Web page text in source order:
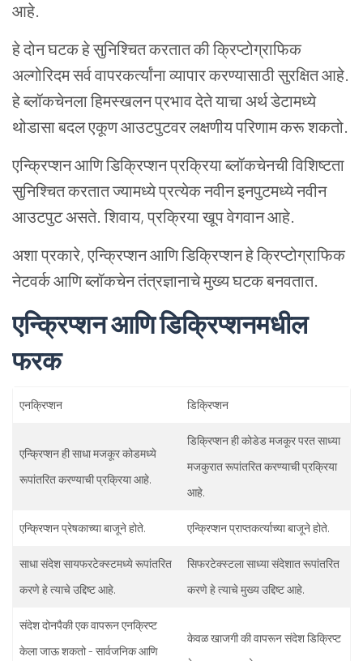
आहे.
हे दोन घटक हे सुनिश्चित करतात की क्रिप्टोग्राफिक
अल्गोरिदम सर्व वापरकर्त्यांना व्यापार करण्यासाठी सुरक्षित आहे.
हे ब्लॉकचेनला हिमस्खलन प्रभाव देते याचा अर्थ डेटामध्ये
थोडासा बदल एकूण आउटपुटवर लक्षणीय परिणाम करू शकतो.
एन्क्रिप्शन आणि डिक्रिप्शन प्रक्रिया ब्लॉकचेनची विशिष्टता
सुनिश्चित करतात ज्यामध्ये प्रत्येक नवीन इनपुटमध्ये नवीन
आउटपुट असते. शिवाय, प्रक्रिया खूप वेगवान आहे.
अशा प्रकारे, एन्क्रिप्शन आणि डिक्रिप्शन हे क्रिप्टोग्राफिक
नेटवर्क आणि ब्लॉकचेन तंत्रज्ञानाचे मुख्य घटक बनवतात.
एन्क्रिप्शनआणिडिक्रिप्शनमधील
फरक
एनक्रिप्शन डिक्रिप्शन
एन्क्रिप्शन ही साधा मजकूर कोडमध्ये
रूपांतरित करण्याची प्रक्रिया आहे.
डिक्रिप्शन ही कोडेड मजकूर परत साध्या
मजकुरात रूपांतरित करण्याची प्रक्रिया
आहे.
एन्क्रिप्शन प्रेषकाच्या बाजूने होते. एन्क्रिप्शन प्राप्तकर्त्याच्या बाजूने होते.
साधा संदेश सायफरटेक्स्टमध्ये रूपांतरित
करणे हे त्याचे उद्दिष्ट आहे.
सिफरटेक्स्टला साध्या संदेशात रूपांतरित
करणे हे त्याचे मुख्य उद्दिष्ट आहे.
संदेश दोनपैकी एक वापरून एनक्रिप्ट
केला जाऊ शकतो - सार्वजनिक आणि
केवळ खाजगी की वापरून संदेश डिक्रिप्ट